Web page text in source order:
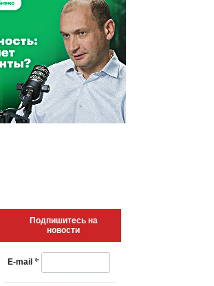
Подпишитесь на
новости
E-mail *